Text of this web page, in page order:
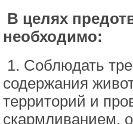
В целях
необходимо:
1. Соблюдать
содержания
территорий и
скармливанием,